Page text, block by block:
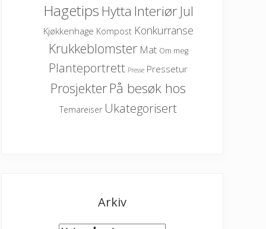
HagetipsHytta Interiør Jul
Kjøkkenhage Kompost Konkurranse
Krukkeblomster Mat Om meg
Planteportrett Presse Pressetur
ProsjekterPå besøk hos
Temareiser Ukategorisert
Arkiv